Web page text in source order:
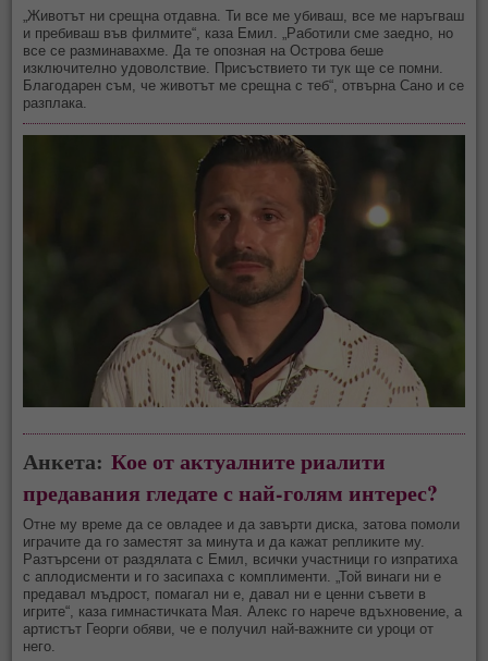
„Животът ни срещна отдавна. Ти все ме убиваш, все ме наръгваш
и пребиваш във филмите“, каза Емил. „Работили сме заедно, но
все се разминавахме. Да те опозная на Острова беше
изключително удоволствие. Присъствието ти тук ще се помни.
Благодарен съм, че животът ме срещна с теб“, отвърна Сано и се
разплака.
Анкета:Кое от актуалните риалити
предавания гледате с най-голям интерес?
Отне му време да се овладее и да завърти диска, затова помоли
играчите да го заместят за минута и да кажат репликите му.
Разтърсени от раздялата с Емил, всички участници го изпратиха
с аплодисменти и го засипаха с комплименти. „Той винаги ни е
предавал мъдрост, помагал ни е, давал ни е ценни съвети в
игрите“, каза гимнастичката Мая. Алекс го нарече вдъхновение, а
артистът Георги обяви, че е получил най-важните си уроци от
него.